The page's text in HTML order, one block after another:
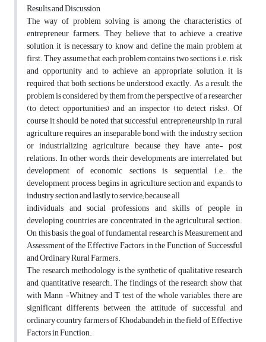
Results and Discussion
The way of problem solving is among the characteristics of
entrepreneur farmers. They believe that to achieve a creative
solution, it is necessary to know and define the main problem at
first. They assume that each problem contains two sections i.e. risk
and opportunity and to achieve an appropriate solution, it is
required that both sections be understood exactly. As a result, the
problem is considered by them from the perspective of a researcher
(to detect opportunities) and an inspector (to detect risks). Of
course it should be noted that successful entrepreneurship in rural
agriculture requires an inseparable bond with the industry section
or industrializing agriculture, because they have ante- post
relations. In other words, their developments are interrelated, but
development of economic sections is sequential i.e. the
development process begins in agriculture section and expands to
industry section and lastly to service; because all
individuals and social professions and skills of people in
developing countries are concentrated in the agricultural section.
On this basis, the goal of fundamental research is Measurement and
Assessment of the Effective Factors in the Function of Successful
and Ordinary Rural Farmers.
The research methodology is the synthetic of qualitative research
and quantitative research. The findings of the research show that
with Mann -Whitney and T test of the whole variables, there are
significant differents between the attitude of successful and
ordinary country farmers of Khodabandeh in the field of Effective
Factors in Function.